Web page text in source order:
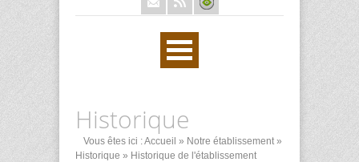
Historique
Vous êtes ici :Accueil » Notre établissement »
Historique » Historique de l'établissement